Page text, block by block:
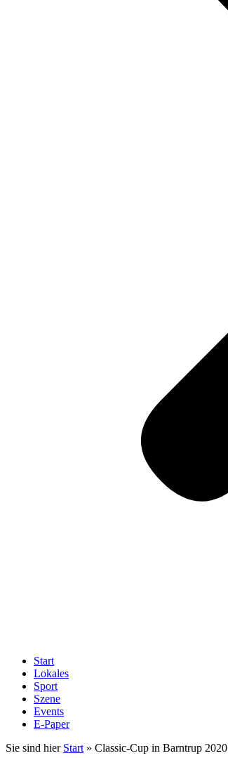
Start
Lokales
Sport
Szene
Events
E-Paper
Sie sind hier Start » Classic-Cup in Barntrup 2020